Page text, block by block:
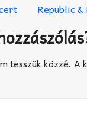
Republic
tesszük közzé. A